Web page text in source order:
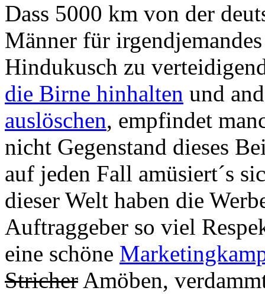
Dass 5000 km von der
Männer für
Hindukusch zu
die Birne hinhalten und
auslöschen, empfindet
nicht Gegenstand dieses
auf jeden Fall amüsiert´s
dieser Welt haben die
Auftraggeber so viel
eine schöne
Stricher Amöben,